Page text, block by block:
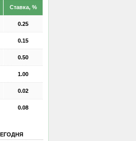
Ставка, %
0.25
0.15
0.50
1.00
0.02
0.08